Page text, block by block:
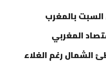
بالمغرب
المغربي
الشمال رغم الغلاء